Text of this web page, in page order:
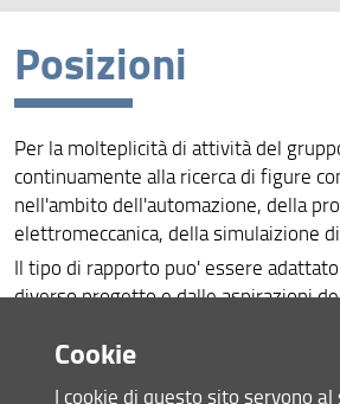
Posizioni
Per la molteplicità di attività del
continuamente alla ricerca di figure
nell'ambito dell'automazione, della
elettromeccanica, della simulaizione
Il tipo di rapporto puo' essere
diverso progetto e dalle aspirazioni
percorso di ricerca più lungo ed
Team
Ricerca
Progetti
Tesi
Pubblicazioni
Posizioni
Contatti
Cookie
I cookie di questo sito servono